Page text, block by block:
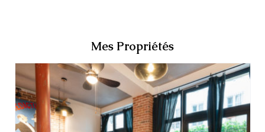
Mes Propriétés